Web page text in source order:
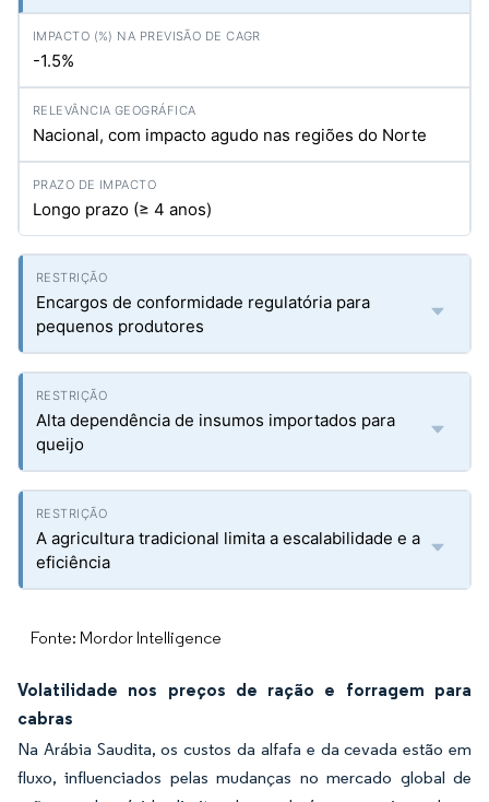
-1.5%
Nacional, com impacto agudo nas regiões do Norte
Longo prazo (≥ 4 anos)
Encargos de conformidade regulatória para
pequenos produtores
Alta dependência de insumos importados para
queijo
A agricultura tradicional limita a escalabilidade e a
eficiência
Fonte: Mordor Intelligence
Volatilidade nos preços de ração e forragem para
cabras
Na Arábia Saudita, os custos da alfafa e da cevada estão em
fluxo, influenciados pelas mudanças no mercado global de